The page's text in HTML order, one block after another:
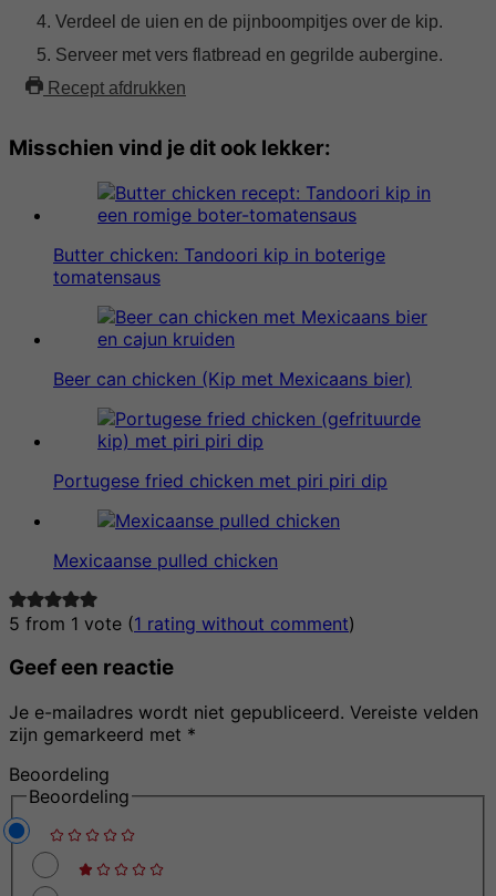
Verdeel de uien en de pijnboompitjes over de kip.
Serveer met vers flatbread en gegrilde aubergine.
Recept afdrukken
Misschien vind je dit ook lekker:
Butter chicken: Tandoori kip in boterige
tomatensaus
Beer can chicken (Kip met Mexicaans bier)
Portugese fried chicken met piri piri dip
Mexicaanse pulled chicken
5 from 1 vote (1 rating without comment)
Geef een reactie
Je e-mailadres wordt niet gepubliceerd. Vereiste velden
zijn gemarkeerd met *
Beoordeling
Beoordeling